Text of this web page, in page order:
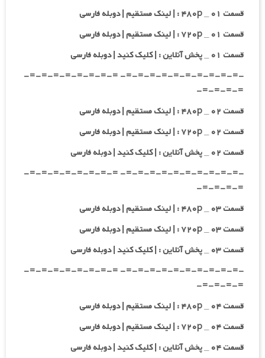
قسمت ۰۱ _ ۴۸۰p : | لینک مستقیم | دوبله فارسی
قسمت ۰۱ _ ۷۲۰p : | لینک مستقیم | دوبله فارسی
قسمت ۰۱ _ پخش آنلاین : | کلیک کنید | دوبله فارسی
-=-=-=-=-=-=-=-=-=-=- =-=-=-=-=-=-=-=-
=-=-=-=-
قسمت ۰۲ _ ۴۸۰p : | لینک مستقیم | دوبله فارسی
قسمت ۰۲ _ ۷۲۰p : | لینک مستقیم | دوبله فارسی
قسمت ۰۲ _ پخش آنلاین : | کلیک کنید | دوبله فارسی
-=-=-=-=-=-=-=-=-=-=- =-=-=-=-=-=-=-=-
=-=-=-=-
قسمت ۰۳ _ ۴۸۰p : | لینک مستقیم | دوبله فارسی
قسمت ۰۳ _ ۷۲۰p : | لینک مستقیم | دوبله فارسی
قسمت ۰۳ _ پخش آنلاین : | کلیک کنید | دوبله فارسی
-=-=-=-=-=-=-=-=-=-=- =-=-=-=-=-=-=-=-
=-=-=-=-
قسمت ۰۴ _ ۴۸۰p : | لینک مستقیم | دوبله فارسی
قسمت ۰۴ _ ۷۲۰p : | لینک مستقیم | دوبله فارسی
قسمت ۰۴ _ پخش آنلاین : | کلیک کنید | دوبله فارسی